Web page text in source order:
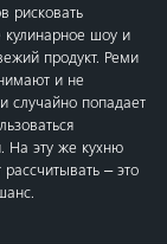
рисковать
шоу и
продукт. Реми
и не
случайно попадает
На эту же кухню
– это